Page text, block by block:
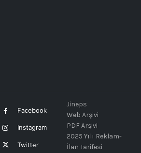
Facebook
Instagram
Twitter
Jineps
Web Arşivi
PDF Arşivi
2025 Yılı Reklam-
İlan Tarifesi